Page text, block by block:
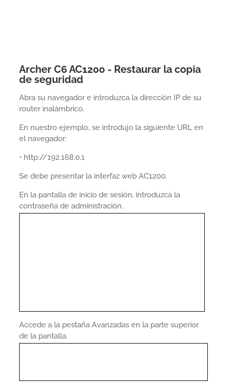
Archer C6 AC1200 - Restaurar la copia
de seguridad
Abra su navegador e introduzca la dirección IP de su
router inalámbrico.
En nuestro ejemplo, se introdujo la siguiente URL en
el navegador:
• http://192.168.0.1
Se debe presentar la interfaz web AC1200.
En la pantalla de inicio de sesión, introduzca la
contraseña de administración.
Accede a la pestaña Avanzadas en la parte superior
de la pantalla.